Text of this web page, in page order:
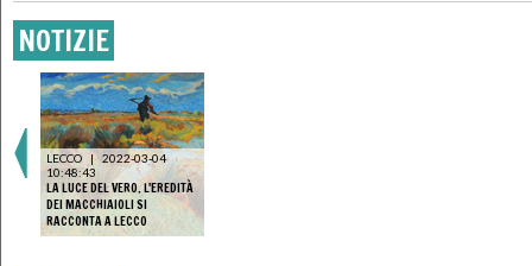
NOTIZIE
LECCO | 2022-03-04
10:48:43
LA LUCE DEL VERO. L'EREDITÀ
DEI MACCHIAIOLI SI
RACCONTA A LECCO